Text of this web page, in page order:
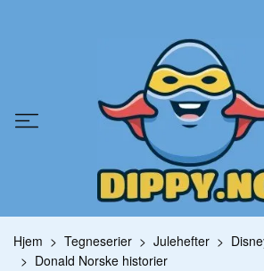
Hjem Tegneserier Julehefter
Donald Norske historier